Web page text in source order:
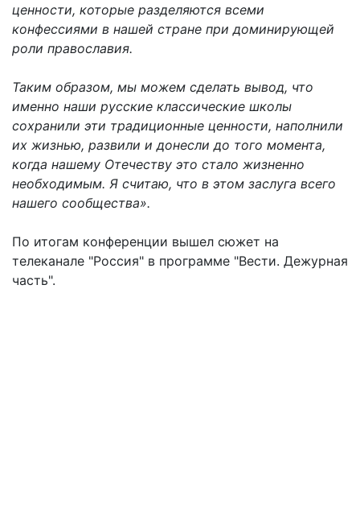
ценности, которые разделяются всеми
конфессиями в нашей стране при доминирующей
роли православия.
Таким образом, мы можем сделать вывод, что
именно наши русские классические школы
сохранили эти традиционные ценности, наполнили
их жизнью, развили и донесли до того момента,
когда нашему Отечеству это стало жизненно
необходимым. Я считаю, что в этом заслуга всего
нашего сообщества».
По итогам конференции вышел сюжет на
телеканале "Россия" в программе "Вести. Дежурная
часть".